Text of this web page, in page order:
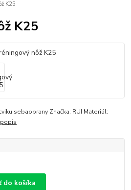
K25
K25
sebaobrany Značka: RUI Materiál:
do košíka